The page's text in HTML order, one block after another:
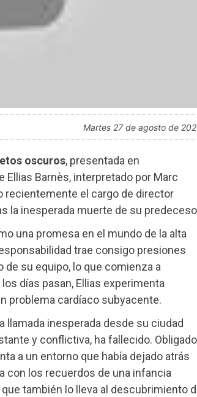
martes 27 de agosto de
oscuros, presentada en
Ellias Barnès, interpretado por Marc
recientemente el cargo de director
la inesperada muerte de su
una promesa en el mundo de la alta
trae consigo presiones
su equipo, lo que comienza a
días pasan, Ellias experimenta
problema cardíaco subyacente.
llamada inesperada desde su ciudad
y conflictiva, ha fallecido. Obligado
a un entorno que había dejado atrás
con los recuerdos de una infancia
también lo lleva al descubrimiento